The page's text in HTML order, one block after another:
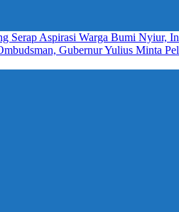
Serap Aspirasi Warga Bumi Nyiur,
Gubernur Yulius Minta